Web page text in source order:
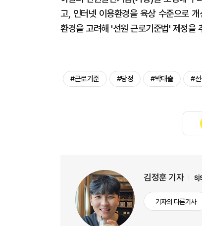
고, 인터넷 이용환경을 육상 수준으로
환경을 고려해 '선원 근로기준법' 제정을
#근로기준 #당정 #박대출 #
김정훈 기자
기자의 다른기사